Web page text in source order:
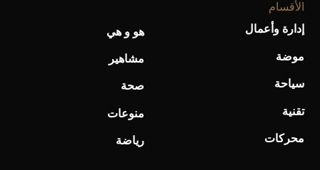
الأقسام
إدارة وأعمال
موضة
سياحة
تقنية
محركات
هو و هي
مشاهير
صحة
منوعات
رياضة